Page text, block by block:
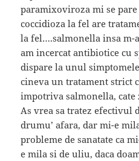
paramixoviroza mi se
coccidioza la fel are
la fel….salmonella insa m-
am incercat antibiotice cu
dispare la unul
cineva un tratament strict
impotriva salmonella, cate
As vrea sa tratez efectivul
drumu’ afara, dar mi-e
probleme de sanatate ca
e mila si de uliu, daca